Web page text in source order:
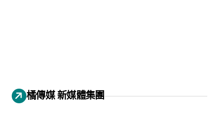
橘傳媒 新媒體集團